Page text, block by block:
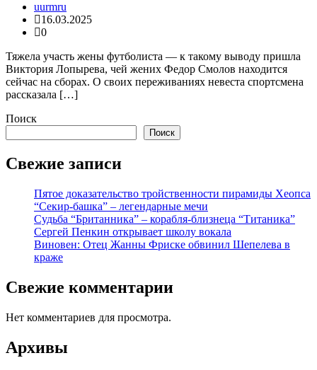
uurmru
16.03.2025
0
Тяжела участь жены футболиста — к такому выводу пришла
Виктория Лопырева, чей жених Федор Смолов находится
сейчас на сборах. О своих переживаниях невеста спортсмена
рассказала […]
Поиск
Поиск
Свежие записи
Пятое доказательство тройственности пирамиды Хеопса
“Секир-башка” – легендарные мечи
Судьба “Британника” – корабля-близнеца “Титаника”
Сергей Пенкин открывает школу вокала
Виновен: Отец Жанны Фриске обвинил Шепелева в
краже
Свежие комментарии
Нет комментариев для просмотра.
Архивы